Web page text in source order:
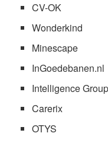
CV-OK
Wonderkind
Minescape
InGoedebanen.nl
Intelligence Group
Carerix
OTYS